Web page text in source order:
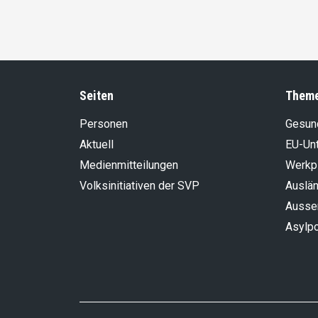
Seiten
Personen
Aktuell
Medienmitteilungen
Volksinitiativen der SVP
EU-